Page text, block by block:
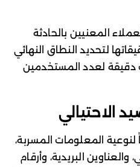
المعنيين بالحادثة
لتحديد النطاق النهائي
دقيقة لعدد المستخدمين
الاحتيالي
المعلومات المسربة،
البريدية، وأرقام